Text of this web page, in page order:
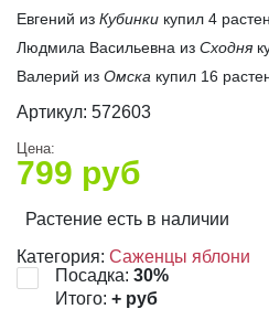
Евгений из Кубинки купил 4
Людмила Васильевна из Сходня
Валерий из Омска купил 16
Артикул: 572603
Цена:
799 руб
Растение есть в наличии
Категория: Саженцы яблони
Посадка: 30%
Итого: + руб